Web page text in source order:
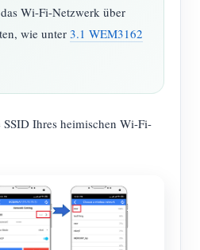
Wi-Fi-Netzwerk über
wie unter 3.1 WEM3162
Ihres heimischen Wi-Fi-